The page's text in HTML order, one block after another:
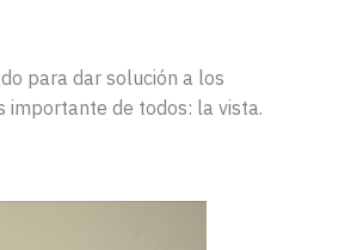
para dar solución a los
de todos: la vista.